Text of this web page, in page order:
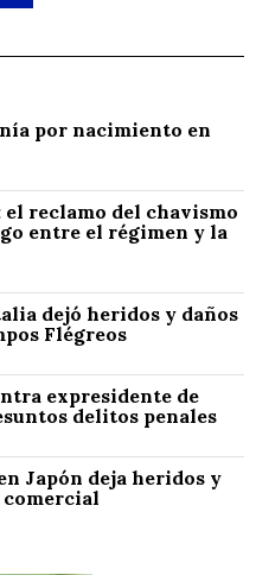
por nacimiento en
reclamo del chavismo
entre el régimen y la
dejó heridos y daños
Flégreos
expresidente de
delitos penales
Japón deja heridos y